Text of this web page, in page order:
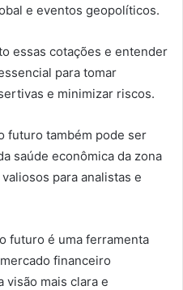
e eventos geopolíticos.
essas cotações e entender
para tomar
e minimizar riscos.
futuro também pode ser
saúde econômica da zona
para analistas e
futuro é uma ferramenta
financeiro
visão mais clara e